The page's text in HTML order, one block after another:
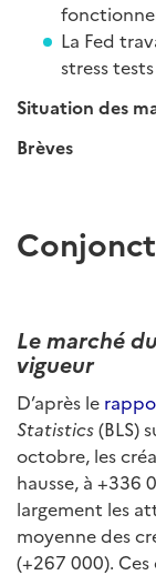
La Fed
stress
Situation des
Brèves
Le marché
vigueur
D’après le
Statistics(BLS)
octobre, les
hausse, à +336
largement les
moyenne des
(+267 000).